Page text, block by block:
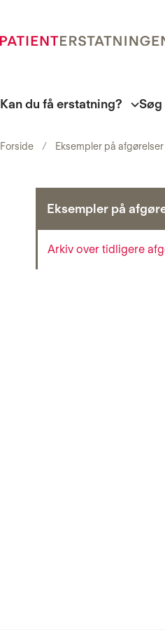
Kan du få erstatning?
Forside Eksempler på afgørelser
Eksempler på
Arkiv over tidligere